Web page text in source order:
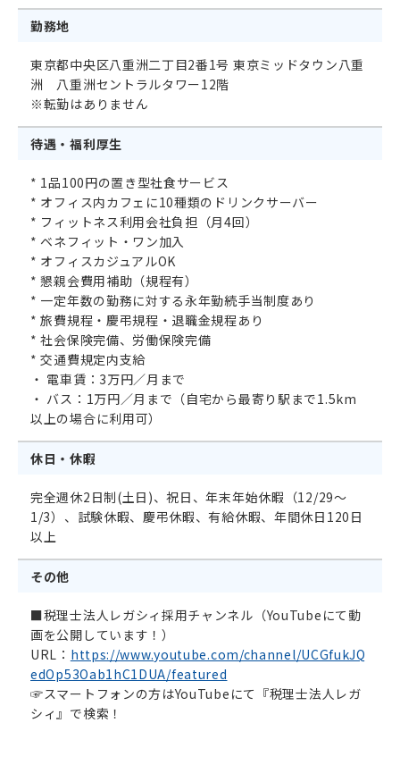
勤務地
東京都中央区八重洲二丁目2番1号 東京ミッドタウン八重
洲 八重洲セントラルタワー12階
※転勤はありません
待遇・福利厚生
* 1品100円の置き型社食サービス
* オフィス内カフェに10種類のドリンクサーバー
* フィットネス利用会社負担（月4回）
* ベネフィット・ワン加入
* オフィスカジュアルOK
* 懇親会費用補助（規程有）
* 一定年数の勤務に対する永年勤続手当制度あり
* 旅費規程・慶弔規程・退職金規程あり
* 社会保険完備、労働保険完備
* 交通費規定内支給
・ 電車賃：3万円／月まで
・ バス：1万円／月まで（自宅から最寄り駅まで1.5km
以上の場合に利用可）
休日・休暇
完全週休2日制(土日)、祝日、年末年始休暇（12/29～
1/3）、試験休暇、慶弔休暇、有給休暇、年間休日120日
以上
その他
■税理士法人レガシィ採用チャンネル（YouTubeにて動
画を公開しています！）
URL： https://www.youtube.com/channel/UCGfukJQ
edOp53Oab1hC1DUA/featured
☞スマートフォンの方はYouTubeにて『税理士法人レガ
シィ』で検索！